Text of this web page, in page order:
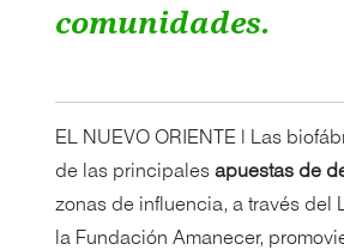
comunidades.
EL NUEVO ORIENTE | Las
de las principales apuestas de
zonas de influencia, a través del
la Fundación Amanecer,